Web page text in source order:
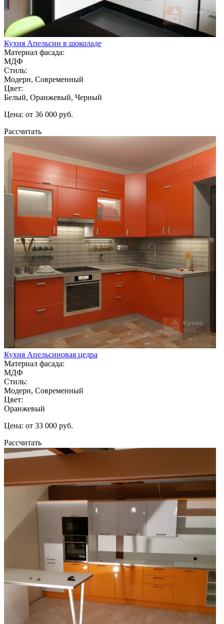
Кухня Апельсин в шоколаде
Материал фасада:
МДФ
Стиль:
Модерн, Современный
Цвет:
Белый, Оранжевый, Черный
Цена: от 36 000 руб.
Рассчитать
Кухня Апельсиновая цедра
Материал фасада:
МДФ
Стиль:
Модерн, Современный
Цвет:
Оранжевый
Цена: от 33 000 руб.
Рассчитать